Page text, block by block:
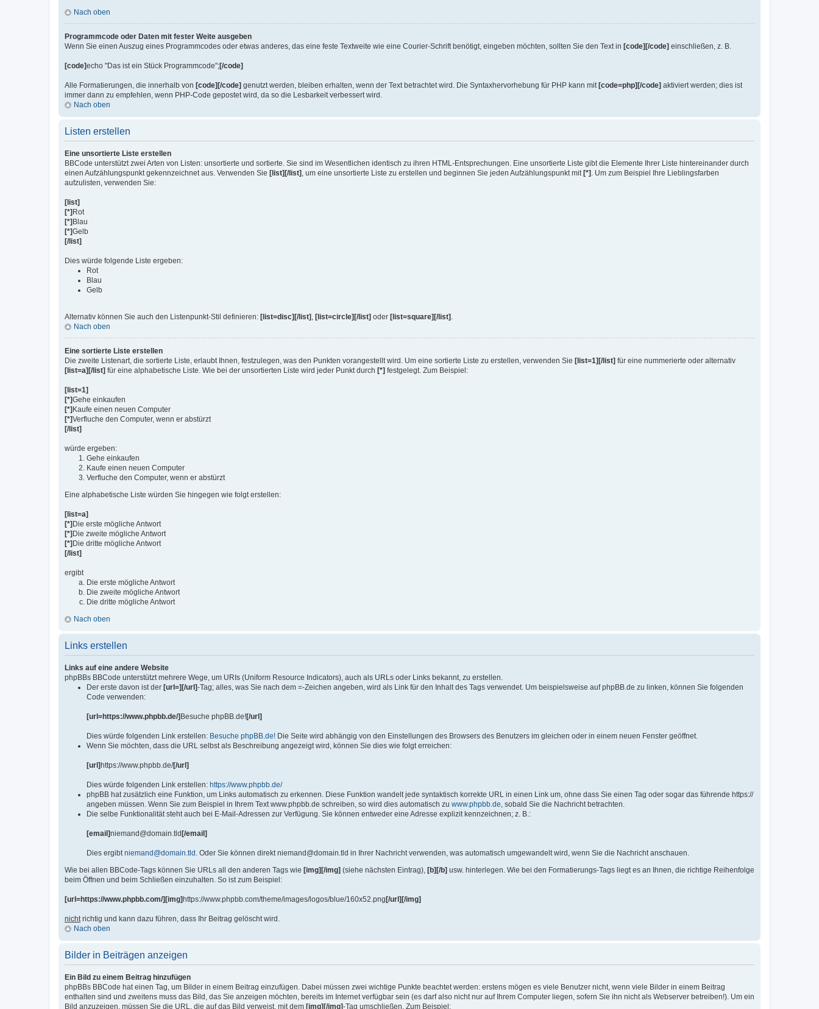
Nach oben
Programmcode oder Daten mit fester Weite ausgeben
Wenn Sie einen Auszug eines Programmcodes oder etwas anderes, das eine feste Textweite wie eine Courier-Schrift benötigt, eingeben möchten, sollten Sie den Text in [code][/code] einschließen, z. B.
[code]echo "Das ist ein Stück Programmcode";[/code]
Alle Formatierungen, die innerhalb von [code][/code] genutzt werden, bleiben erhalten, wenn der Text betrachtet wird. Die Syntaxhervorhebung für PHP kann mit [code=php][/code] aktiviert werden; dies ist
immer dann zu empfehlen, wenn PHP-Code gepostet wird, da so die Lesbarkeit verbessert wird.
Nach oben
Listen erstellen
Eine unsortierte Liste erstellen
BBCode unterstützt zwei Arten von Listen: unsortierte und sortierte. Sie sind im Wesentlichen identisch zu ihren HTML-Entsprechungen. Eine unsortierte Liste gibt die Elemente Ihrer Liste hintereinander durch
einen Aufzählungspunkt gekennzeichnet aus. Verwenden Sie [list][/list] , um eine unsortierte Liste zu erstellen und beginnen Sie jeden Aufzählungspunkt mit [*] . Um zum Beispiel Ihre Lieblingsfarben
aufzulisten, verwenden Sie:
[list]
[*] Rot
[*] Blau
[*]Gelb
[/list]
Dies würde folgende Liste ergeben:
Rot
Blau
Gelb
Alternativ können Sie auch den Listenpunkt-Stil definieren: [list=disc][/list] , [list=circle][/list] oder [list=square][/list] .
Nach oben
Eine sortierte Liste erstellen
Die zweite Listenart, die sortierte Liste, erlaubt Ihnen, festzulegen, was den Punkten vorangestellt wird. Um eine sortierte Liste zu erstellen, verwenden Sie [list=1][/list] für eine nummerierte oder alternativ
[list=a][/list] für eine alphabetische Liste. Wie bei der unsortierten Liste wird jeder Punkt durch [*] festgelegt. Zum Beispiel:
[list=1]
[*]Gehe einkaufen
[*] Kaufe einen neuen Computer
[*]Verfluche den Computer, wenn er abstürzt
[/list]
würde ergeben:
Gehe einkaufen
Kaufe einen neuen Computer
Verfluche den Computer, wenn er abstürzt
Eine alphabetische Liste würden Sie hingegen wie folgt erstellen:
[list=a]
[*] Die erste mögliche Antwort
[*] Die zweite mögliche Antwort
[*] Die dritte mögliche Antwort
[/list]
ergibt
Die erste mögliche Antwort
Die zweite mögliche Antwort
Die dritte mögliche Antwort
Nach oben
Links erstellen
Links auf eine andere Website
phpBBs BBCode unterstützt mehrere Wege, um URIs (Uniform Resource Indicators), auch als URLs oder Links bekannt, zu erstellen.
Der erste davon ist der [url=][/url]-Tag; alles, was Sie nach dem =-Zeichen angeben, wird als Link für den Inhalt des Tags verwendet. Um beispielsweise auf phpBB.de zu linken, können Sie folgenden
Code verwenden:
[url=https://www.phpbb.de/] Besuche phpBB.de![/url]
Dies würde folgenden Link erstellen: Besuche phpBB.de! Die Seite wird abhängig von den Einstellungen des Browsers des Benutzers im gleichen oder in einem neuen Fenster geöffnet.
Wenn Sie möchten, dass die URL selbst als Beschreibung angezeigt wird, können Sie dies wie folgt erreichen:
[url] https://www.phpbb.de/[/url]
Dies würde folgenden Link erstellen: https://www.phpbb.de/
phpBB hat zusätzlich eine Funktion, um Links automatisch zu erkennen. Diese Funktion wandelt jede syntaktisch korrekte URL in einen Link um, ohne dass Sie einen Tag oder sogar das führende https://
angeben müssen. Wenn Sie zum Beispiel in Ihrem Text www.phpbb.de schreiben, so wird dies automatisch zu www.phpbb.de, sobald Sie die Nachricht betrachten.
Die selbe Funktionalität steht auch bei E-Mail-Adressen zur Verfügung. Sie können entweder eine Adresse explizit kennzeichnen; z. B.:
[email]niemand@domain.tld [/email]
Dies ergibtniemand@domain.tld . Oder Sie können direkt niemand@domain.tld in Ihrer Nachricht verwenden, was automatisch umgewandelt wird, wenn Sie die Nachricht anschauen.
Wie bei allen BBCode-Tags können Sie URLs all den anderen Tags wie [img][/img] (siehe nächsten Eintrag), [b][/b] usw. hinterlegen. Wie bei den Formatierungs-Tags liegt es an Ihnen, die richtige Reihenfolge
beim Öffnen und beim Schließen einzuhalten. So ist zum Beispiel:
[url=https://www.phpbb.com/][img] https://www.phpbb.com/theme/images/logos/blue/160x52.png [/url][/img]
nichtrichtig und kann dazu führen, dass Ihr Beitrag gelöscht wird.
Nach oben
Bilder in Beiträgen anzeigen
Ein Bild zu einem Beitrag hinzufügen
phpBBs BBCode hat einen Tag, um Bilder in einem Beitrag einzufügen. Dabei müssen zwei wichtige Punkte beachtet werden: erstens mögen es viele Benutzer nicht, wenn viele Bilder in einem Beitrag
enthalten sind und zweitens muss das Bild, das Sie anzeigen möchten, bereits im Internet verfügbar sein (es darf also nicht nur auf Ihrem Computer liegen, sofern Sie ihn nicht als Webserver betreiben!). Um ein
Bild anzuzeigen, müssen Sie die URL, die auf das Bild verweist, mit dem [img][/img]-Tag umschließen. Zum Beispiel: